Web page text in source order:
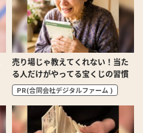
売り場じゃ教えてくれない！当た
る人だけがやってる宝くじの習慣
PR(合同会社デジタルファーム )